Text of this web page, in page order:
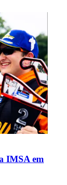
IMSA em